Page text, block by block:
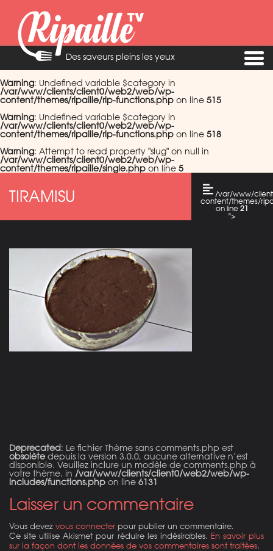
Des saveurs pleins les yeux
Warning: Undefined variable $category in
/var/www/clients/client0/web2/web/wp-
content/themes/ripaille/rip-functions.php on line 515
Warning: Undefined variable $category in
/var/www/clients/client0/web2/web/wp-
content/themes/ripaille/rip-functions.php on line 518
Warning: Attempt to read property "slug" on null in
/var/www/clients/client0/web2/web/wp-
content/themes/ripaille/single.php on line 5
TIRAMISU
/var/www/
content/themes/
on line 21
">
Deprecated: Le fichier Thème sans comments.php est
obsolète depuis la version 3.0.0, aucune alternative n’est
disponible. Veuillez inclure un modèle de comments.php à
votre thème. in /var/www/clients/client0/web2/web/wp-
includes/functions.php on line 6131
Laisser un commentaire
Vous devez vous connecter pour publier un commentaire.
Ce site utilise Akismet pour réduire les indésirables. En savoir plus
sur la façon dont les données de vos commentaires sont traitées.